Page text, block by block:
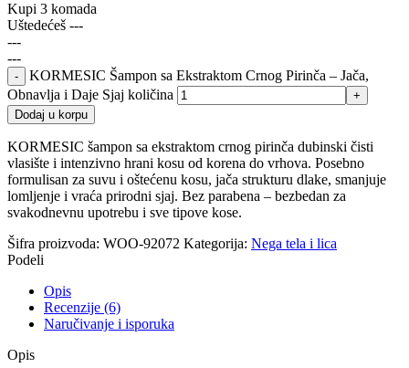
Kupi 3 komada
Uštedećeš ---
---
---
KORMESIC Šampon sa Ekstraktom Crnog Pirinča – Jača,
Obnavlja i Daje Sjaj količina
Dodaj u korpu
KORMESIC šampon sa ekstraktom crnog pirinča dubinski čisti
vlasište i intenzivno hrani kosu od korena do vrhova. Posebno
formulisan za suvu i oštećenu kosu, jača strukturu dlake, smanjuje
lomljenje i vraća prirodni sjaj. Bez parabena – bezbedan za
svakodnevnu upotrebu i sve tipove kose.
Šifra proizvoda: WOO-92072 Kategorija: Nega tela i lica
Podeli
Opis
Recenzije (6)
Naručivanje i isporuka
Opis